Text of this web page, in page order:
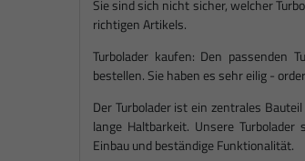
Sie sind sich nicht sicher, welcher
richtigen Artikels.
Turbolader kaufen: Den passenden
bestellen. Sie haben es sehr eilig -
Der Turbolader ist ein zentrales
lange Haltbarkeit. Unsere
Einbau und beständige Funktionalität.